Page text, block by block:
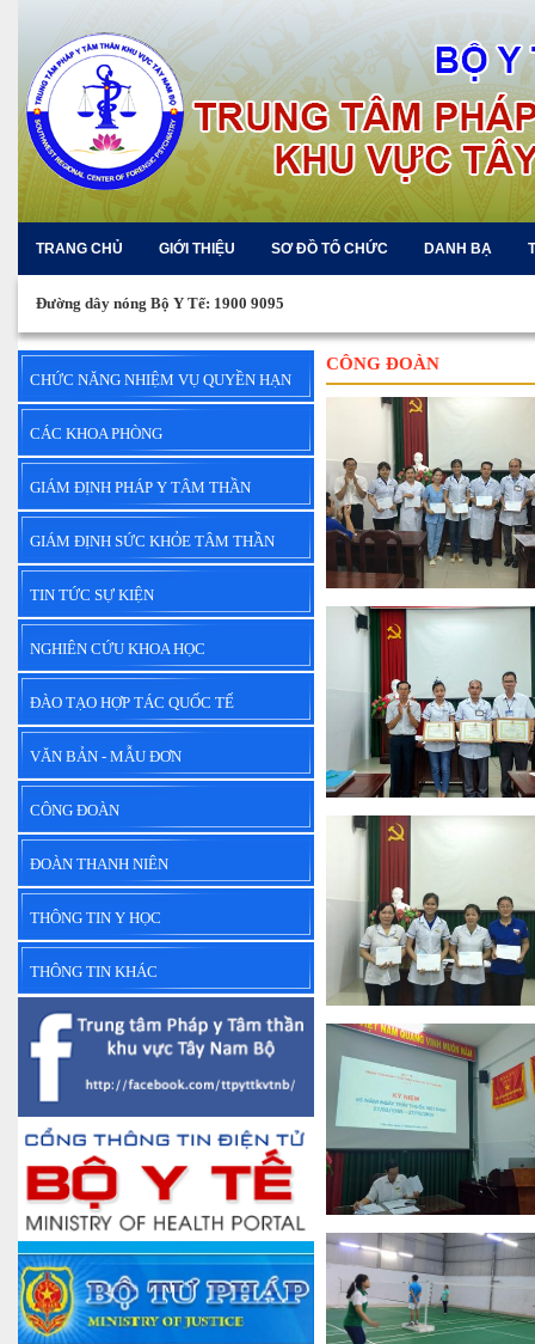
TRANG CHỦ GIỚI THIỆU SƠ ĐỒ TỔ CHỨC DANH BẠ
Đường dây nóng Bộ Y Tế: 1900 9095
CHỨC NĂNG NHIỆM VỤ QUYỀN HẠN
CÁC KHOA PHÒNG
GIÁM ĐỊNH PHÁP Y TÂM THẦN
GIÁM ĐỊNH SỨC KHỎE TÂM THẦN
TIN TỨC SỰ KIỆN
NGHIÊN CỨU KHOA HỌC
ĐÀO TẠO HỢP TÁC QUỐC TẾ
VĂN BẢN - MẪU ĐƠN
CÔNG ĐOÀN
ĐOÀN THANH NIÊN
THÔNG TIN Y HỌC
THÔNG TIN KHÁC
CÔNG ĐOÀN